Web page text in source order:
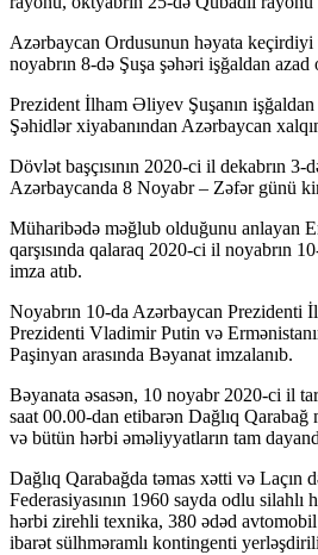
satın al
Panel
review
Review
Ultra
review
review
pro
review
Azərbaycan Ordusunun həyata keçirdiyi
noyabrın 8-də Şuşa şəhəri işğaldan azad
Prezident İlham Əliyev Şuşanın
Şəhidlər xiyabanından Azərbaycan
Dövlət başçısının 2020-ci il dekabrın 3-
Azərbaycanda 8 Noyabr – Zəfər günü
Müharibədə məğlub olduğunu anlayan
qarşısında qalaraq 2020-ci il noyabrın
imza atıb.
Noyabrın 10-da Azərbaycan Prezidenti
Prezidenti Vladimir Putin və
Paşinyan arasında Bəyanat imzalanıb.
Bəyanata əsasən, 10 noyabr 2020-ci il
saat 00.00-dan etibarən Dağlıq Qarabağ
və bütün hərbi əməliyyatların tam
Dağlıq Qarabağda təmas xətti və Laçın
Federasiyasının 1960 sayda odlu
hərbi zirehli texnika, 380 ədəd
ibarət sülhməramlı kontingenti